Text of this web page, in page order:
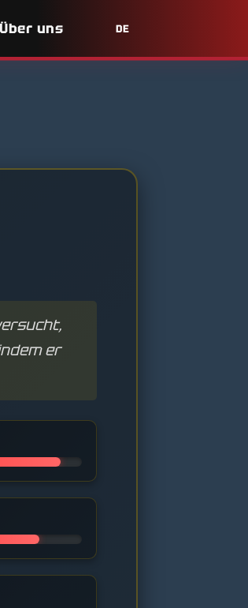
Über uns DE
er